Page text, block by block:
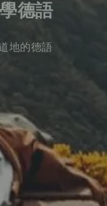
德語
地的德語